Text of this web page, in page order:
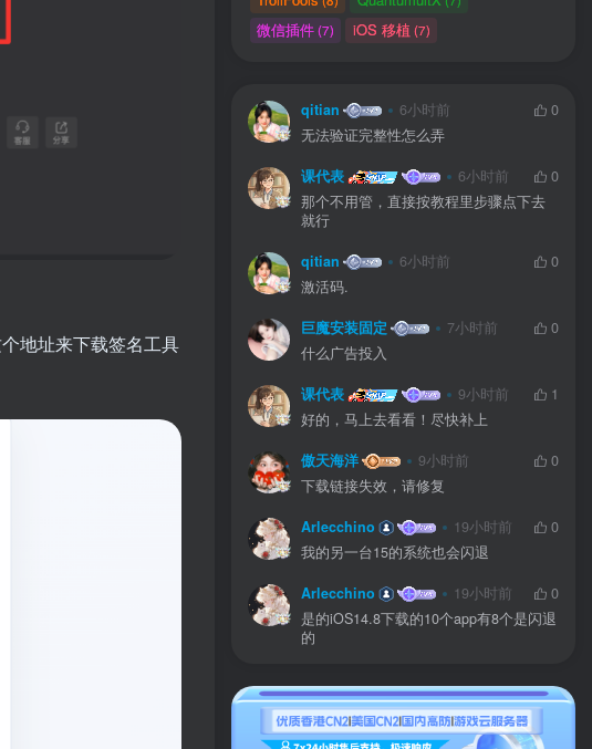
地址来下载签名工具
微信插件(7) iOS 移植 (7)
qitian 6小时前
0
无法验证完整性怎么弄
课代表 6小时前
0
那个不用管，直接按教程里步骤点下去
就行
qitian 6小时前
0
激活码.
巨魔安装固定 7小时前
0
什么广告投入
课代表 9小时前
1
好的，马上去看看！尽快补上
傲天海洋 9小时前
0
下载链接失效，请修复
Arlecchino 19小时前
0
我的另一台15的系统也会闪退
Arlecchino 19小时前
0
是的iOS14.8下载的10个app有8个是闪退
的